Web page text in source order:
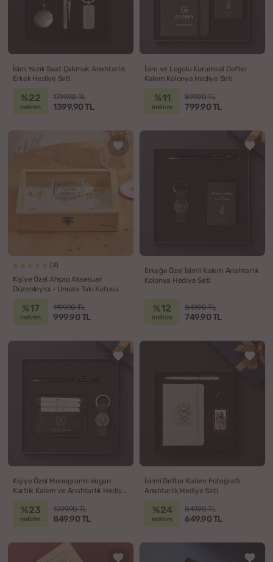
İsim Yazılı Saat Çakmak Anahtarlık
Erkek Hediye Seti
%22
indirim
1799.90 TL
1399.90 TL
İsim ve Logolu Kurumsal Defter
Kalem Kolonya Hediye Seti
%11
indirim
899.90 TL
799.90 TL
(3)
Kişiye Özel Ahşap Aksesuar
Düzenleyici - Unisex Takı Kutusu
%17
indirim
1199.90 TL
999.90 TL
Erkeğe Özel İsimli Kalem Anahtarlık
Kolonya Hediye Seti
%12
indirim
849.90 TL
749.90 TL
Kişiye Özel Monogramlı Vegan
Kartlık Kalem ve Anahtarlık Hediye
%23
indirim
1099.90 TL
849.90 TL
İsimli Defter Kalem Fotoğraflı
Anahtarlık Hediye Seti
%24
indirim
849.90 TL
649.90 TL